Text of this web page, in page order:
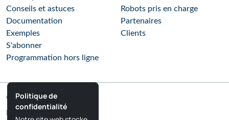
Conseils et astuces
Documentation
Exemples
S'abonner
Programmation hors ligne
Robots pris en charge
Partenaires
Clients
Communauté
Politique de
confidentialité